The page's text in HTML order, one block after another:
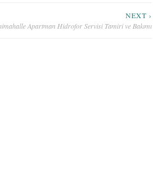
NEXT ›
Apartman Hidrofor Servisi Tamiri ve Bakımı